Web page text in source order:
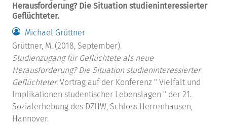
Herausforderung? Die Situation studieninteressierter
Geflüchteter.
Michael Grüttner
Grüttner, M. (2018, September).
Studienzugang für Geflüchtete als neue
Herausforderung? Die Situation studieninteressierter
Geflüchteter. Vortrag auf der Konferenz " Vielfalt und
Implikationen studentischer Lebenslagen " der 21.
Sozialerhebung des DZHW, Schloss Herrenhausen,
Hannover.